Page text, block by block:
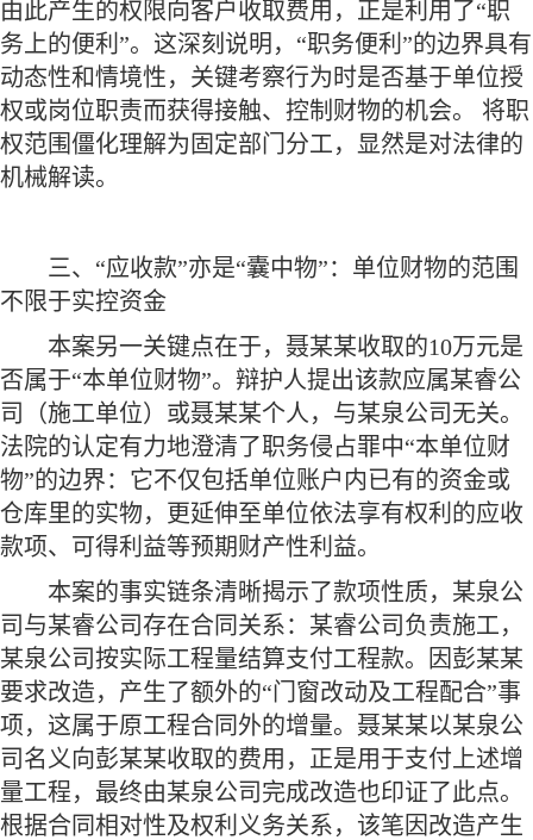
由此产生的权限向客户收取费用，正是利用了“职
务上的便利”。这深刻说明，“职务便利”的边界具有
动态性和情境性，关键考察行为时是否基于单位授
权或岗位职责而获得接触、控制财物的机会。 将职
权范围僵化理解为固定部门分工，显然是对法律的
机械解读。
三、 “应收款”亦是“囊中物”：单位财物的范围
不限于实控资金
本案另一关键点在于，聂某某收取的10万元是
否属于“本单位财物”。辩护人提出该款应属某睿公
司（施工单位）或聂某某个人，与某泉公司无关。
法院的认定有力地澄清了职务侵占罪中“本单位财
物”的边界：它不仅包括单位账户内已有的资金或
仓库里的实物，更延伸至单位依法享有权利的应收
款项、可得利益等预期财产性利益。
本案的事实链条清晰揭示了款项性质，某泉公
司与某睿公司存在合同关系：某睿公司负责施工，
某泉公司按实际工程量结算支付工程款。因彭某某
要求改造，产生了额外的“门窗改动及工程配合”事
项，这属于原工程合同外的增量。聂某某以某泉公
司名义向彭某某收取的费用，正是用于支付上述增
量工程，最终由某泉公司完成改造也印证了此点。
根据合同相对性及权利义务关系，该笔因改造产生